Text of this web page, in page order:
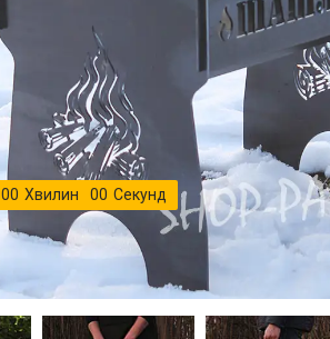
00 Хвилин 00 Секунд